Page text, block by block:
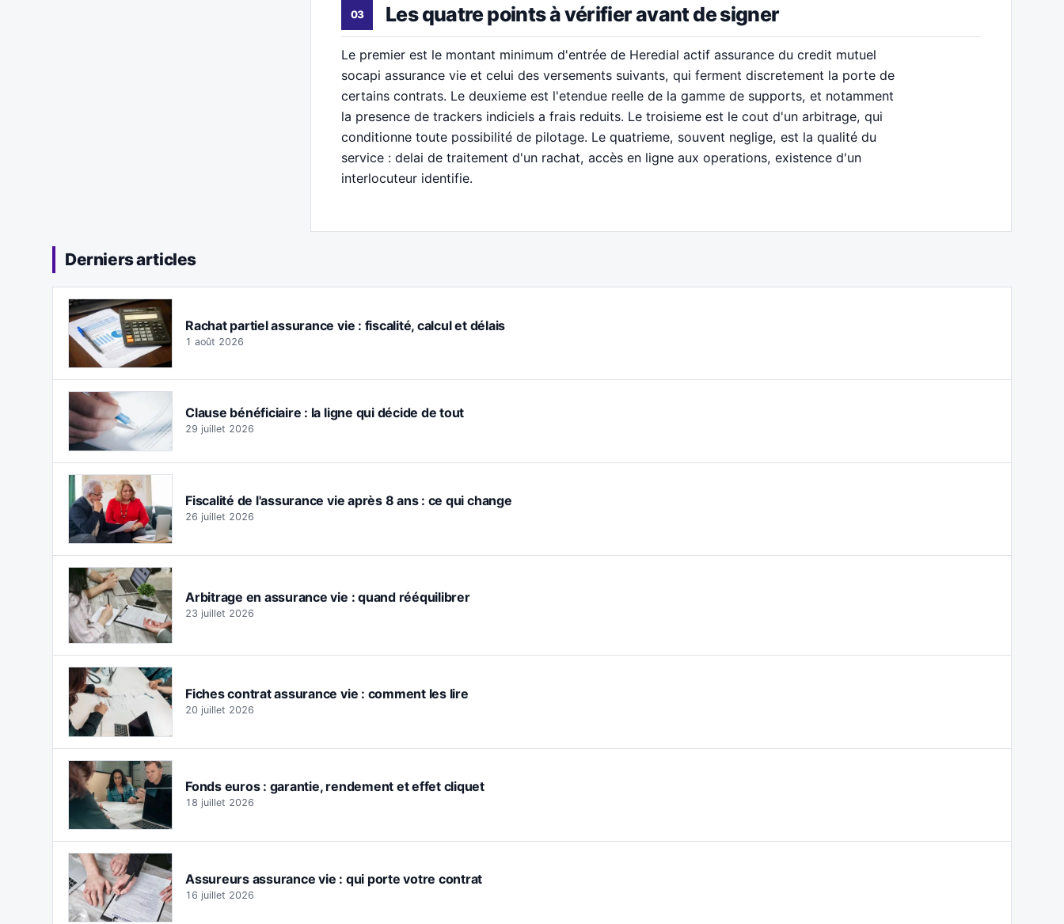
Les quatre points à vérifier avant de signer
Le premier est le montant minimum d'entrée de Heredial actif assurance du credit mutuel
socapi assurance vie et celui des versements suivants, qui ferment discretement la porte de
certains contrats. Le deuxieme est l'etendue reelle de la gamme de supports, et notamment
la presence de trackers indiciels a frais reduits. Le troisieme est le cout d'un arbitrage, qui
conditionne toute possibilité de pilotage. Le quatrieme, souvent neglige, est la qualité du
service : delai de traitement d'un rachat, accès en ligne aux operations, existence d'un
interlocuteur identifie.
Derniers articles
Rachat partiel assurance vie : fiscalité, calcul et délais
1 août 2026
Clause bénéficiaire : la ligne qui décide de tout
29 juillet 2026
Fiscalité de l'assurance vie après 8 ans : ce qui change
26 juillet 2026
Arbitrage en assurance vie : quand rééquilibrer
23 juillet 2026
Fiches contrat assurance vie : comment les lire
20 juillet 2026
Fonds euros : garantie, rendement et effet cliquet
18 juillet 2026
Assureurs assurance vie : qui porte votre contrat
16 juillet 2026